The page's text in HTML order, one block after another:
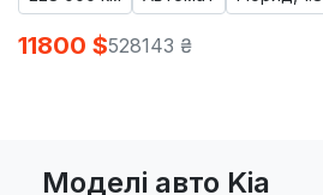
11800 $528143 ₴
Моделі авто Kia